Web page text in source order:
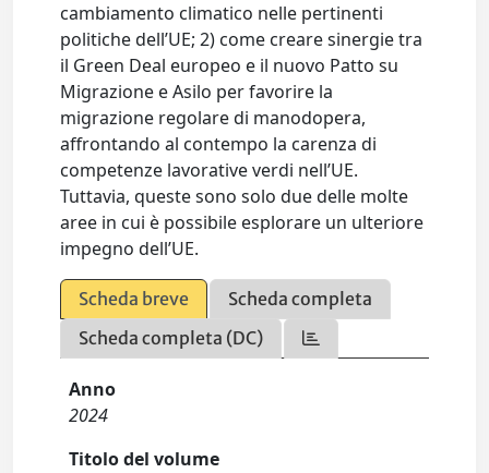
cambiamento climatico nelle pertinenti
politiche dell’UE; 2) come creare sinergie tra
il Green Deal europeo e il nuovo Patto su
Migrazione e Asilo per favorire la
migrazione regolare di manodopera,
affrontando al contempo la carenza di
competenze lavorative verdi nell’UE.
Tuttavia, queste sono solo due delle molte
aree in cui è possibile esplorare un ulteriore
impegno dell’UE.
Scheda breve
Scheda completa
Scheda completa (DC)
Anno
2024
Titolo del volume